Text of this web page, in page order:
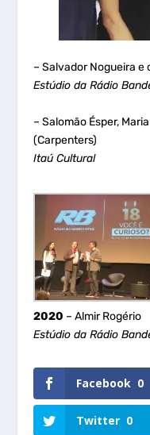
– Salvador Nogueira e
Estúdio da Rádio
– Salomão Ésper,
(Carpenters)
Itaú Cultural
2020 – Almir Rogério
Estúdio da Rádio
Facebook 0
Twitter 0